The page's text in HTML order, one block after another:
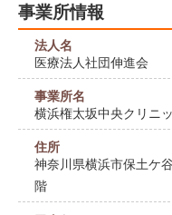
事業所情報
法人名
医療法人社団伸進会
事業所名
横浜権太坂中央クリニ
住所
神奈川県横浜市保土ケ
階